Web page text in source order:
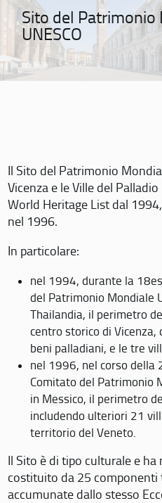
Sito del Patrimonio
UNESCO
Il Sito del Patrimonio
Vicenza e le Ville del
World Heritage List dal
nel 1996.
In particolare:
nel 1994, durante la
del Patrimonio Mondiale
Thailandia, il perimetro
centro storico di Vicenza,
beni palladiani, e le tre
nel 1996, nel corso della
Comitato del Patrimonio
in Messico, il perimetro
includendo ulteriori 21
territorio del Veneto.
Il Sito è di tipo culturale e
costituito da 25
accumunate dallo stesso